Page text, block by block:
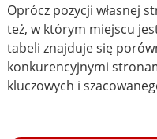
Oprócz pozycji własnej
też, w którym miejscu
tabeli znajduje się
konkurencyjnymi
kluczowych i